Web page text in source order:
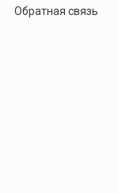
Обратная связь